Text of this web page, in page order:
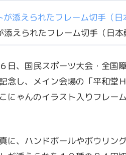
えられたフレーム切手（日本
日、国民スポーツ大会・全国
念し、メイン会場の「平和堂
にゃんのイラスト入りフレー
に、ハンドボールやボウリン